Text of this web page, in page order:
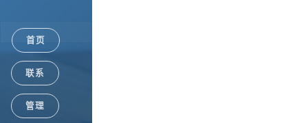
首页
联系
管理